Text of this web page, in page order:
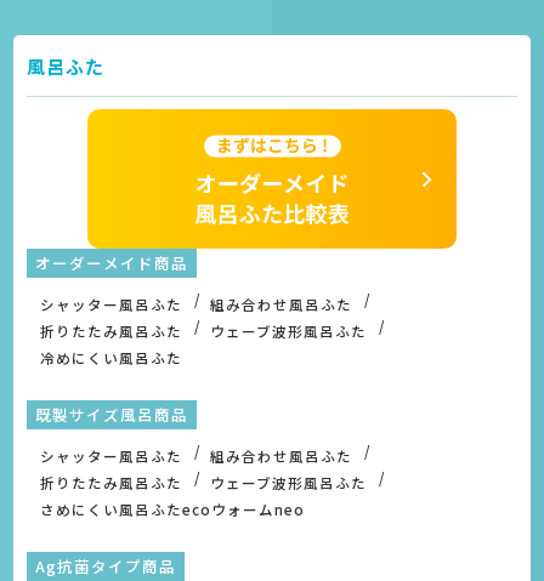
風呂ふた
オーダーメイド商品
シャッター風呂ふた
組み合わせ風呂ふた
折りたたみ風呂ふた
ウェーブ波形風呂ふた
冷めにくい風呂ふた
既製サイズ風呂商品
シャッター風呂ふた
組み合わせ風呂ふた
折りたたみ風呂ふた
ウェーブ波形風呂ふた
さめにくい風呂ふたecoウォームneo
Ag抗菌タイプ商品